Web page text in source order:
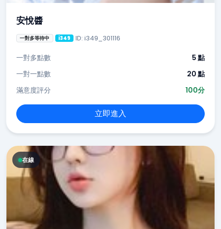
安悅醬
一對多等待中 i349 ID: i349_301116
一對多點數
5 點
一對一點數
20 點
滿意度評分
100分
立即進入
在線